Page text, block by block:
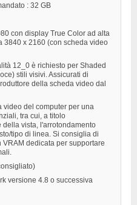
: 32 GB
con display True Color ad alta
3840 x 2160 (con scheda video
12_0 è richiesto per Shaded
stili visivi. Assicurati di
della scheda video dal
video del computer per una
tra cui, a titolo
vista, l'arrotondamento
tipo di linea. Si consiglia di
dedicata per supportare
versione 4.8 o successiva